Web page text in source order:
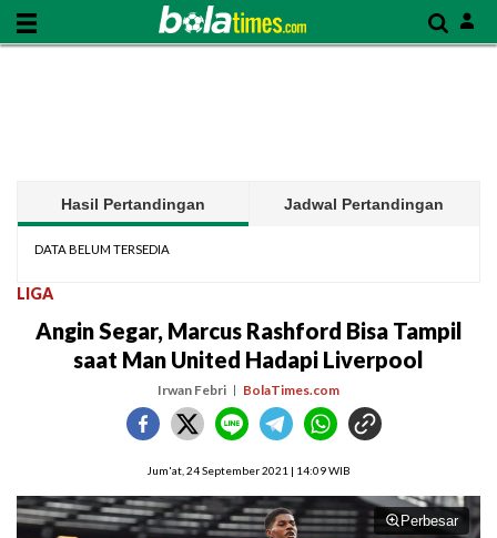
Hasil Pertandingan Jadwal Pertandingan
DATA BELUM TERSEDIA
LIGA
Angin Segar, Marcus Rashford Bisa Tampil
saat Man United Hadapi Liverpool
Irwan Febri BolaTimes.com
Jum'at, 24 September 2021 | 14:09 WIB
Perbesar